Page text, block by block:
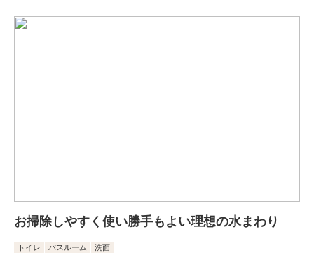
お掃除しやすく使い勝手もよい理想の水まわり
トイレ バスルーム 洗面